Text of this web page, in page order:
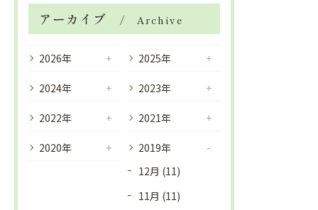
アーカイブ Archive
2026年 2025年
2024年 2023年
2022年 2021年
2020年
2019年
12月 (11)
11月 (11)